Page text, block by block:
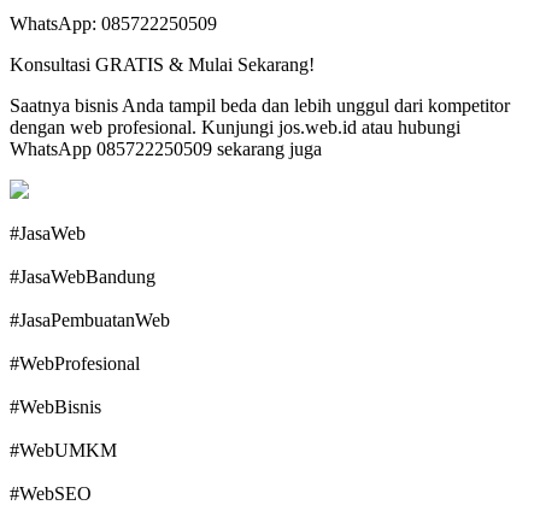
WhatsApp: 085722250509
Konsultasi GRATIS & Mulai Sekarang!
Saatnya bisnis Anda tampil beda dan lebih unggul dari kompetitor
dengan web profesional. Kunjungi jos.web.id atau hubungi
WhatsApp 085722250509 sekarang juga
#JasaWeb
#JasaWebBandung
#JasaPembuatanWeb
#WebProfesional
#WebBisnis
#WebUMKM
#WebSEO